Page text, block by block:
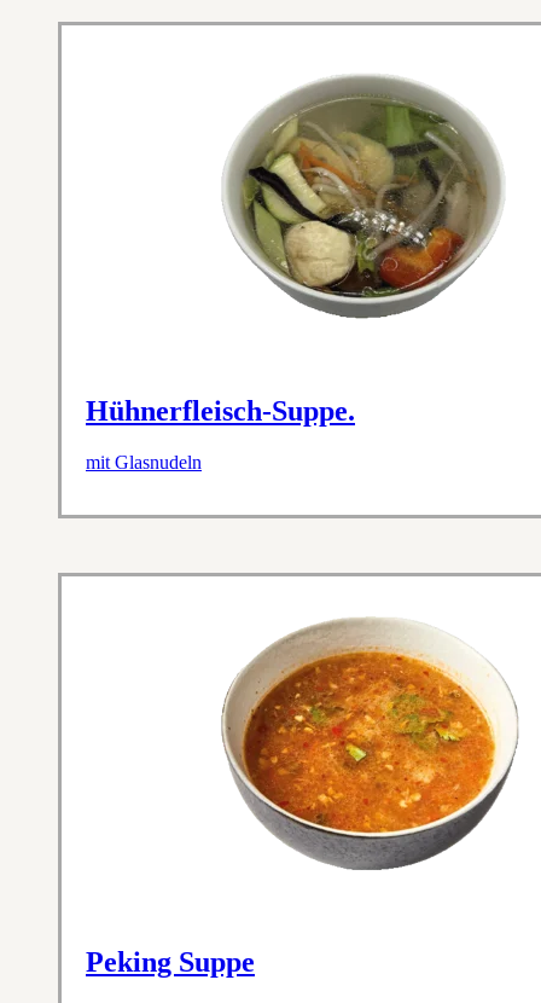
Hühnerfleisch-Suppe.
mit Glasnudeln
Peking Suppe